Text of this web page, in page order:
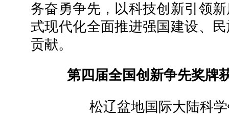
务奋勇争先，以科技创新引领
式现代化全面推进强国建设、
贡献。
第四届全国创新争先奖牌
松辽盆地国际大陆科